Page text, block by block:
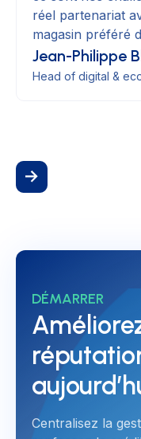
réel partenariat
magasin préféré
Jean-Philippe
Head of digital &
DÉMARRER
Centralisez la